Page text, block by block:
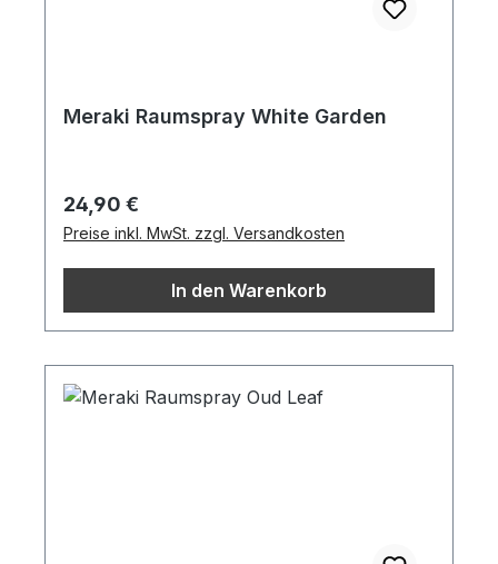
Meraki Raumspray White Garden
Regulärer Preis:
24,90 €
Preise inkl. MwSt. zzgl. Versandkosten
In den Warenkorb